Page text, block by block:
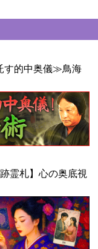
す的中奥儀≫鳥海
霊札】心の奥底視